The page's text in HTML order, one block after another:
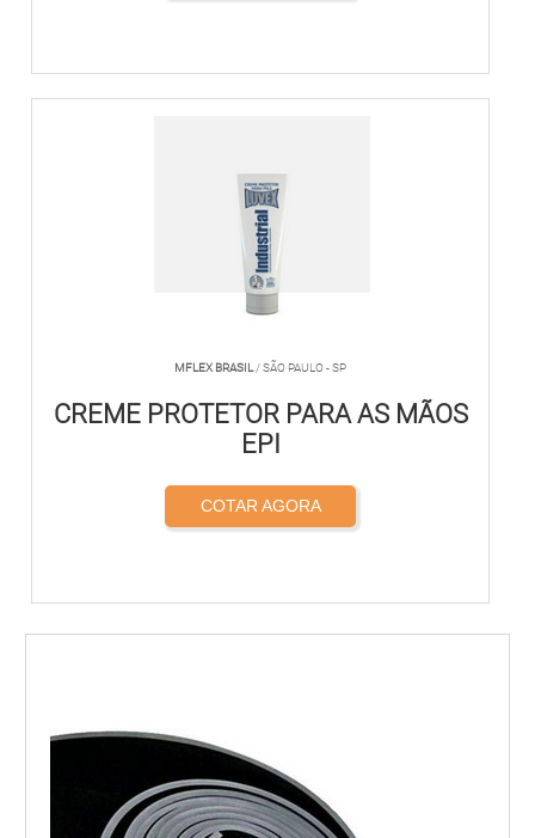
MFLEX BRASIL/ SÃO PAULO - SP
CREME PROTETOR PARA AS MÃOS
EPI
COTAR AGORA